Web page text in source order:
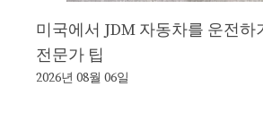
미국에서 JDM 자동차를 운전하
전문가 팁
2026년 08월 06일